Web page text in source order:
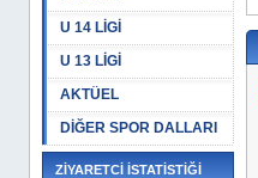
U 14 LİGİ
U 13 LİGİ
AKTÜEL
DİĞER SPOR DALLARI
ZİYARETCİ İSTATİSTİĞİ